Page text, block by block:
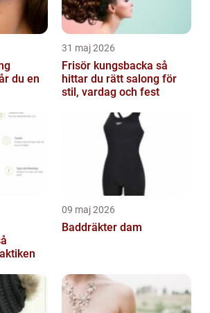
31 maj 2026
Frisör kungsbacka så
hittar du rätt salong för
stil, vardag och fest
09 maj 2026
Baddräkter dam